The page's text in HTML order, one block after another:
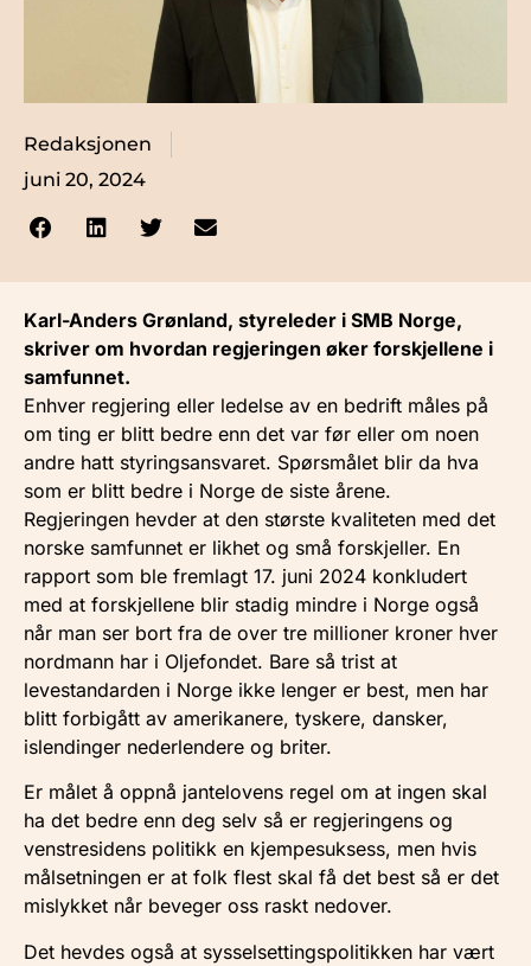
Redaksjonen
juni 20, 2024
Karl-Anders Grønland, styreleder i SMB Norge,
skriver om hvordan regjeringen øker forskjellene i
samfunnet.
Enhver regjering eller ledelse av en bedrift måles på
om ting er blitt bedre enn det var før eller om noen
andre hatt styringsansvaret. Spørsmålet blir da hva
som er blitt bedre i Norge de siste årene.
Regjeringen hevder at den største kvaliteten med det
norske samfunnet er likhet og små forskjeller. En
rapport som ble fremlagt 17. juni 2024 konkludert
med at forskjellene blir stadig mindre i Norge også
når man ser bort fra de over tre millioner kroner hver
nordmann har i Oljefondet. Bare så trist at
levestandarden i Norge ikke lenger er best, men har
blitt forbigått av amerikanere, tyskere, dansker,
islendinger nederlendere og briter.
Er målet å oppnå jantelovens regel om at ingen skal
ha det bedre enn deg selv så er regjeringens og
venstresidens politikk en kjempesuksess, men hvis
målsetningen er at folk flest skal få det best så er det
mislykket når beveger oss raskt nedover.
Det hevdes også at sysselsettingspolitikken har vært